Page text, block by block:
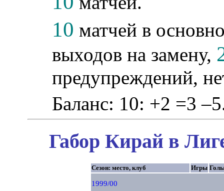
10 матчей в
выходов на замену,
предупреждений,
Баланс: 10: +2 =3
Габор Кирай в
Сезон: место, клуб Игры
1999/00